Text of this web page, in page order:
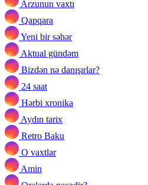
Arzunun vaxtı
Qapqara
Yeni bir səhər
Aktual gündəm
Bizdən nə danışırlar?
24 saat
Hərbi xronika
Aydın tarix
Retro Baku
O vaxtlar
Amin